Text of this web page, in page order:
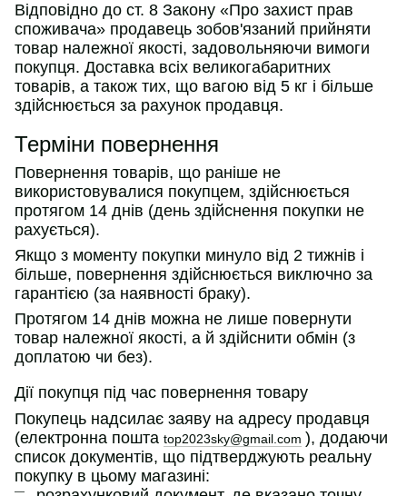
Відповідно до ст. 8 Закону «Про захист прав
споживача» продавець зобов'язаний прийняти
товар належної якості, задовольняючи вимоги
покупця. Доставка всіх великогабаритних
товарів, а також тих, що вагою від 5 кг і більше
здійснюється за рахунок продавця.
Терміни повернення
Повернення товарів, що раніше не
використовувалися покупцем, здійснюється
протягом 14 днів (день здійснення покупки не
рахується).
Якщо з моменту покупки минуло від 2 тижнів і
більше, повернення здійснюється виключно за
гарантією (за наявності браку).
Протягом 14 днів можна не лише повернути
товар належної якості, а й здійснити обмін (з
доплатою чи без).
Дії покупця під час повернення товару
Покупець надсилає заяву на адресу продавця
(електронна пошта top2023sky@gmail.com ), додаючи
список документів, що підтверджують реальну
покупку в цьому магазині: